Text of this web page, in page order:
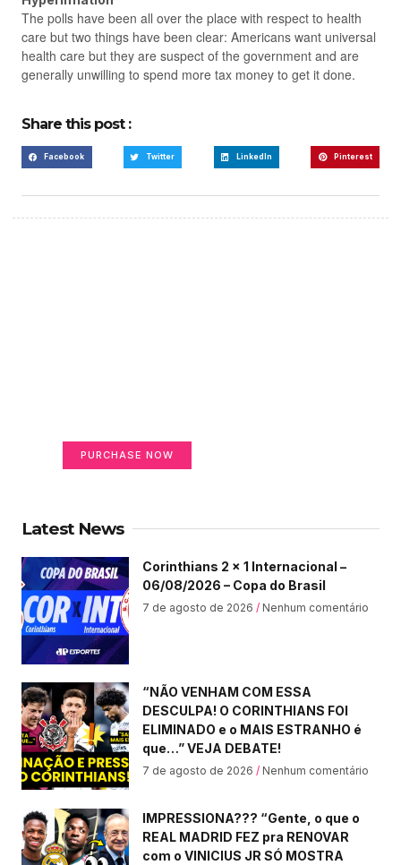
The polls have been all over the place with respect to health
care but two things have been clear: Americans want universal
health care but they are suspect of the government and are
generally unwilling to spend more tax money to get it done.
Share this post :
Facebook Twitter LinkedIn Pinterest
PURCHASE NOW
Latest News
Corinthians 2 x 1 Internacional –
06/08/2026 – Copa do Brasil
7 de agosto de 2026 Nenhum comentário
“NÃO VENHAM COM ESSA
DESCULPA! O CORINTHIANS FOI
ELIMINADO e o MAIS ESTRANHO é
que…” VEJA DEBATE!
7 de agosto de 2026 Nenhum comentário
IMPRESSIONA??? “Gente, o que o
REAL MADRID FEZ pra RENOVAR
com o VINICIUS JR SÓ MOSTRA